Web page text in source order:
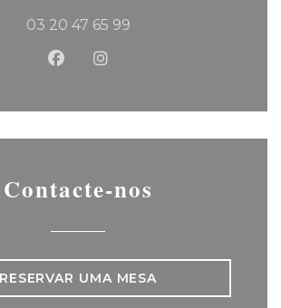
03 20 47 65 99
Facebook ((abre numa
Instagram ((abre
Contacte-nos
RESERVAR UMA MESA